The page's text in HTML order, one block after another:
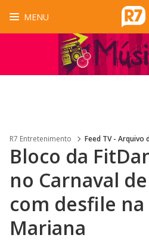
MENU
R7 Entretenimento Feed TV - Arquivo
Bloco da
no Carnaval
com desfile na
Mariana